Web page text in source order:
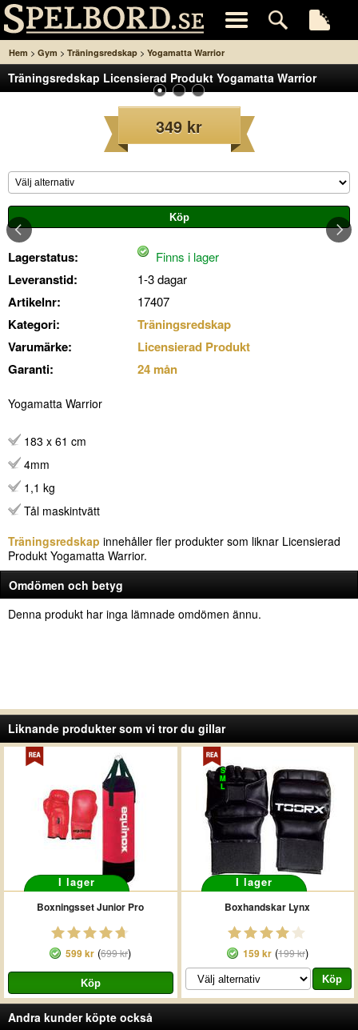
Hem > Gym > Träningsredskap > Yogamatta Warrior
Träningsredskap Licensierad Produkt Yogamatta Warrior
349 kr
Lagerstatus: Finns i lager
Leveranstid: 1-3 dagar
Artikelnr: 17407
Kategori:
Träningsredskap
Varumärke:
Licensierad Produkt
Garanti:
24 mån
Yogamatta Warrior
183 x 61 cm
4mm
1,1 kg
Tål maskintvätt
Träningsredskap innehåller fler produkter som liknar Licensierad
Produkt Yogamatta Warrior.
Omdömen och betyg
Denna produkt har inga lämnade omdömen ännu.
Liknande produkter som vi tror du gillar
I lager
Boxningsset Junior Pro
599 kr (699 kr)
S
M
L
I lager
Boxhandskar Lynx
159 kr(199 kr)
Andra kunder köpte också